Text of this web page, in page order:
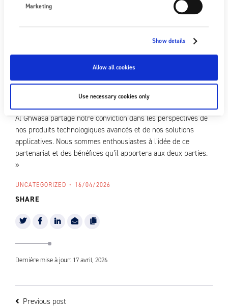
Marketing
Show details
Allow all cookies
Use necessary cookies only
14,6 milliards de livres sterling, faisant de ce pays le
quatrième marché d’exportation du Royaume-Uni hors
Europe. Clothier estime que le moment est propice pour
pétrochimique mondiale passera de 11 % à 17 % au cours des
cinq prochaines années — et cela représente une grande
opportunité. Grâce à notre exposition précédente à ce marché,
nous étions déjà conscients du potentiel de croissance ici, et
Al Ghwasa partage notre conviction dans les perspectives de
nos produits technologiques avancés et de nos solutions
applicatives. Nous sommes enthousiastes à l’idée de ce
partenariat et des bénéfices qu’il apportera aux deux parties.
»
UNCATEGORIZED 16/04/2026
SHARE
Dernière mise à jour: 17 avril, 2026
Previous post